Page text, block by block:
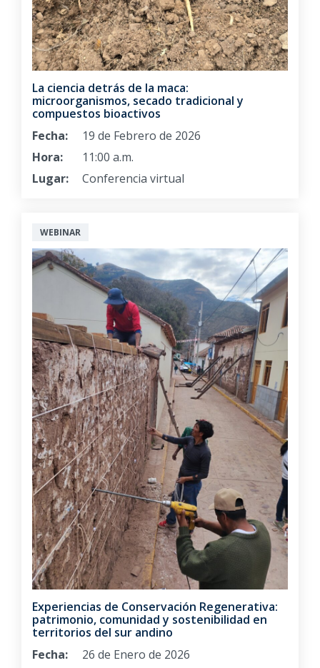
La ciencia detrás de la maca:
microorganismos, secado tradicional y
compuestos bioactivos
Fecha:
19 de Febrero de 2026
Hora:
11:00 a.m.
Lugar:
Conferencia virtual
WEBINAR
Experiencias de Conservación Regenerativa:
patrimonio, comunidad y sostenibilidad en
territorios del sur andino
Fecha:
26 de Enero de 2026